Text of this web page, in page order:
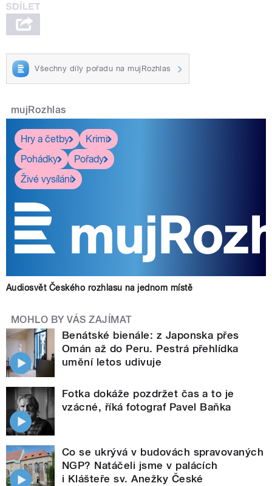
Všechny díly pořadu na mujRozhlas
mujRozhlas
Hry a četby
Krimi
Pohádky
Pořady
Živé vysílání
Audiosvět Českého rozhlasu na jednom místě
MOHLO BY VÁS ZAJÍMAT
Benátské bienále: z Japonska přes
Omán až do Peru. Pestrá přehlídka
umění letos udivuje
Fotka dokáže pozdržet čas a to je
vzácné, říká fotograf Pavel Baňka
Co se ukrývá v budovách spravovaných
NGP? Natáčeli jsme v palácích
i Klášteře sv. Anežky České